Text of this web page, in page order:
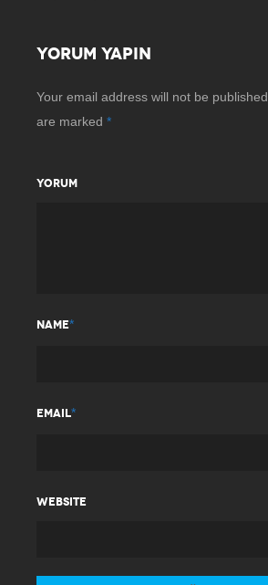
YORUM YAPIN
Your email address will not be published.
are marked *
YORUM
NAME*
EMAIL*
WEBSITE